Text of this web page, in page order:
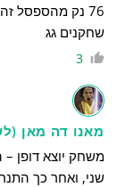
שחקנים גג
3
מאנו דה מאן
משחק יוצא דופן –
שני, ואחר כך